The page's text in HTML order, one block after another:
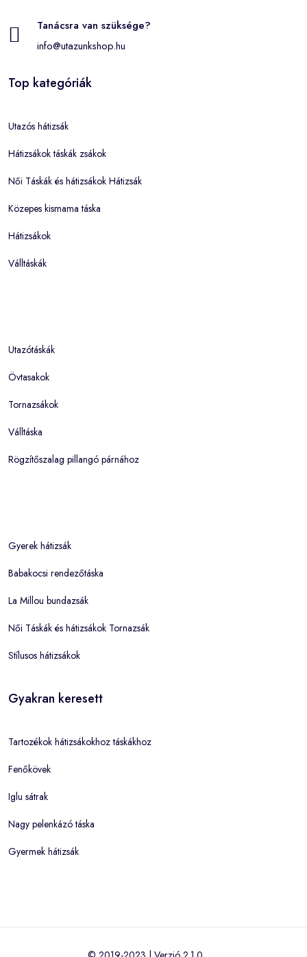
Tanácsra van szüksége?
info@utazunkshop.hu
Top kategóriák
Utazós hátizsák
Hátizsákok táskák zsákok
Női Táskák és hátizsákok Hátizsák
Közepes kismama táska
Hátizsákok
Válltáskák
Utazótáskák
Övtasakok
Tornazsákok
Válltáska
Rögzítőszalag pillangó párnához
Gyerek hátizsák
Babakocsi rendezőtáska
La Millou bundazsák
Női Táskák és hátizsákok Tornazsák
Stílusos hátizsákok
Gyakran keresett
Tartozékok hátizsákokhoz táskákhoz
Fenőkövek
Iglu sátrak
Nagy pelenkázó táska
Gyermek hátizsák